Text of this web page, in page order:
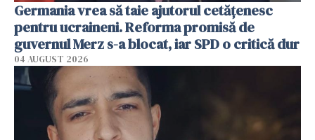
Germania vrea să taie ajutorul cetățenesc
pentru ucraineni. Reforma promisă de
guvernul Merz s-a blocat, iar SPD o critică dur
04 AUGUST 2026